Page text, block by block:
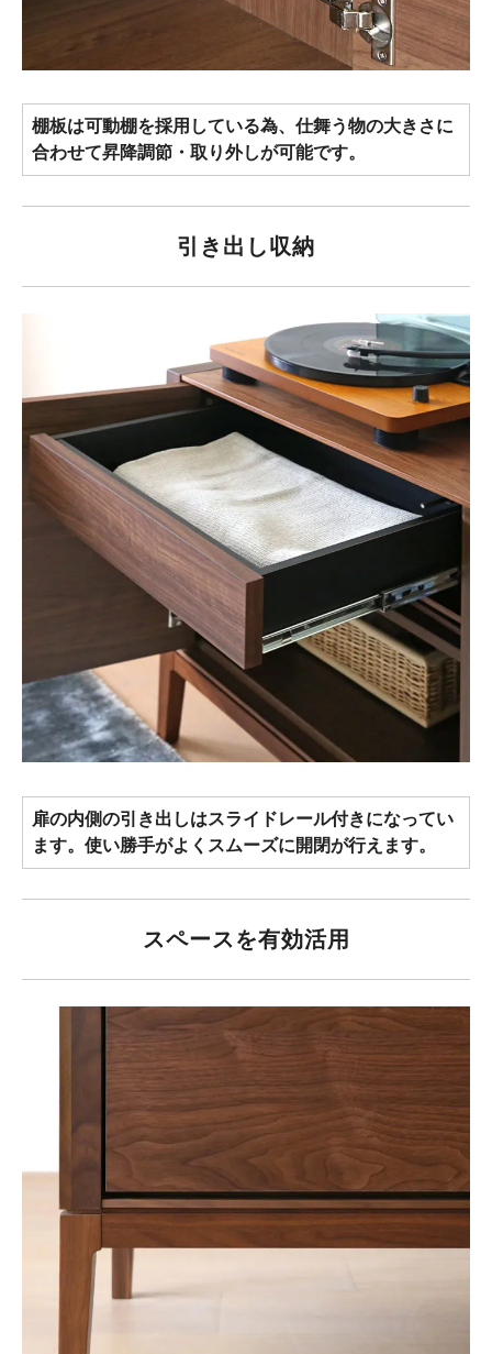
棚板は可動棚を採用している為、仕舞う物の大きさに
合わせて昇降調節・取り外しが可能です。
引き出し収納
扉の内側の引き出しはスライドレール付きになってい
ます。使い勝手がよくスムーズに開閉が行えます。
スペースを有効活用